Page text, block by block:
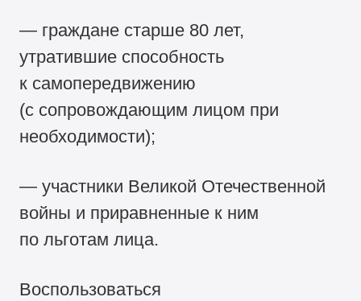
— граждане старше 80 лет,
утратившие способность
к самопередвижению
(с сопровождающим лицом при
необходимости);
— участники Великой Отечественной
войны и приравненные к ним
по льготам лица.
Воспользоваться